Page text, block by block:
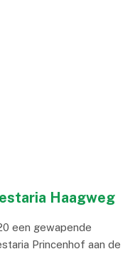
Haagweg
een gewapende
Princenhof aan de